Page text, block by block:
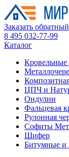
Заказать
8 495 032-77-99
Каталог
Кровельные
ЦПЧ и
Ондулин
Фальцевая
Рулонная
Софиты
Шифер
Битумные и